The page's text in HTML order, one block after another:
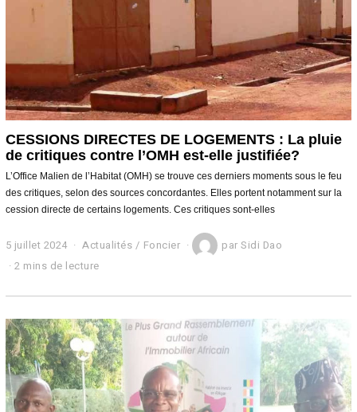
CESSIONS DIRECTES DE LOGEMENTS : La pluie
de critiques contre l’OMH est-elle justifiée?
L’Office Malien de l’Habitat (OMH) se trouve ces derniers moments sous le feu
des critiques, selon des sources concordantes. Elles portent notamment sur la
cession directe de certains logements. Ces critiques sont-elles
5 juillet 2024
u
l
e
t
2
0
2
4
Actualités / Foncier parSidi Dao
2 mins de lecture